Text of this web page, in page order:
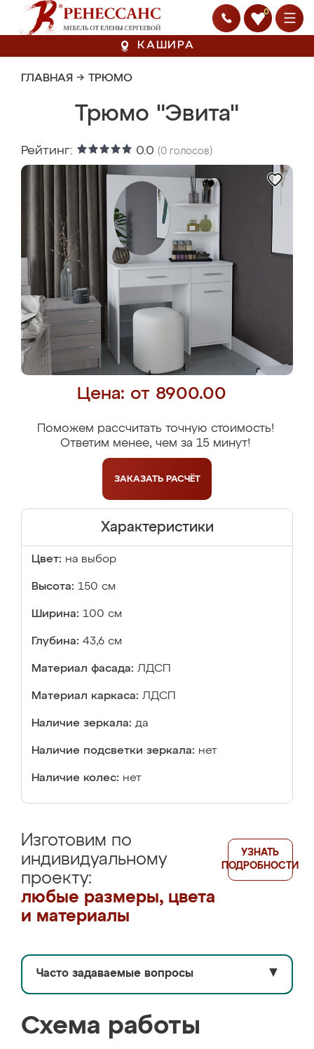
0
КАШИРА
ГЛАВНАЯ → ТРЮМО
Трюмо "Эвита"
Рейтинг: 0.0 (0 голосов)
Цена: от 8900.00
Поможем рассчитать точную стоимость!
Ответим менее, чем за 15 минут!
ЗАКАЗАТЬ РАСЧЁТ
Характеристики
Цвет: на выбор
Высота: 150 см
Ширина: 100 см
Глубина: 43,6 см
Материал фасада: ЛДСП
Материал каркаса: ЛДСП
Наличие зеркала: да
Наличие подсветки зеркала: нет
Наличие колес: нет
Изготовим по
индивидуальному
проекту:
любые размеры, цвета
и материалы
УЗНАТЬ
ПОДРОБНОСТИ
Часто задаваемые вопросы ▼
Схема работы